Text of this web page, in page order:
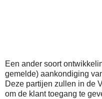
Een ander soort
gemelde) aankondiging
Deze partijen zullen in de
om de klant toegang te